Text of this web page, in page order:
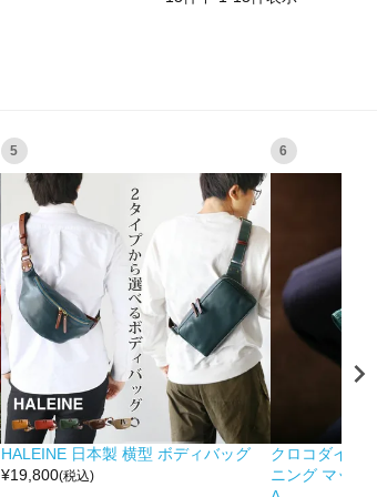
5
HALEINE 日本製 横型 ボディバッグ
¥19,800(税込)
6
クロコダイル
ニング マット